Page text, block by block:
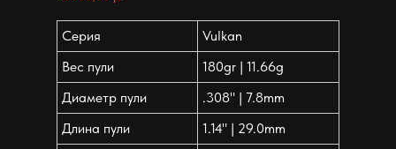
Серия
Vulkan
Вес пули
180gr | 11.66g
Диаметр пули
.308" | 7.8mm
Длина пули
1.14" | 29.0mm